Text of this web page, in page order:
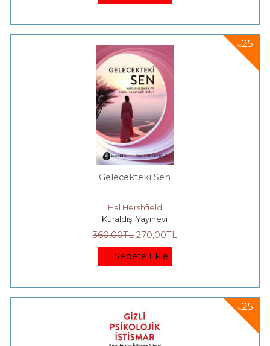
%25
Gelecekteki Sen
Hal Hershfield
Kuraldışı Yayınevi
360,00TL 270,00TL
Sepete Ekle
%25